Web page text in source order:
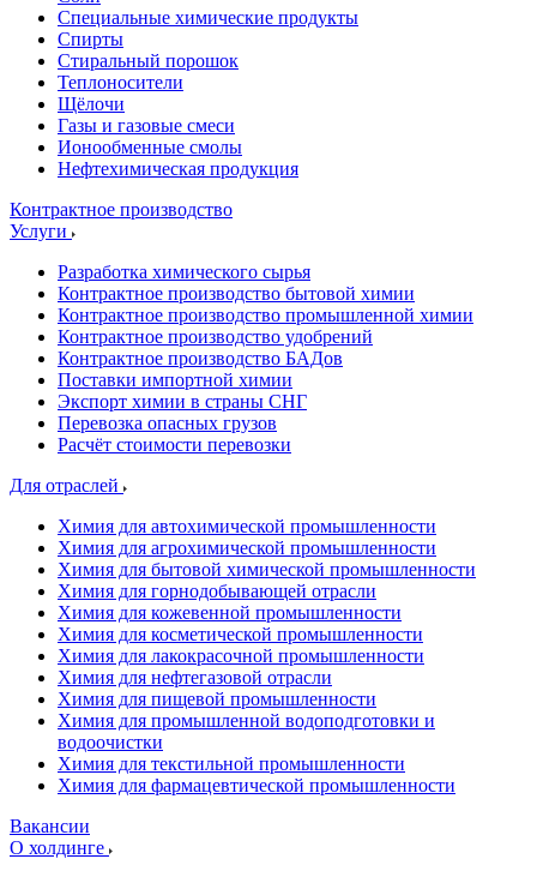
Специальные химические продукты
Спирты
Стиральный порошок
Теплоносители
Щёлочи
Газы и газовые смеси
Ионообменные смолы
Нефтехимическая продукция
Контрактное производство
Услуги
Разработка химического сырья
Контрактное производство бытовой химии
Контрактное производство промышленной химии
Контрактное производство удобрений
Контрактное производство БАДов
Поставки импортной химии
Экспорт химии в страны СНГ
Перевозка опасных грузов
Расчёт стоимости перевозки
Для отраслей
Химия для автохимической промышленности
Химия для агрохимической промышленности
Химия для бытовой химической промышленности
Химия для горнодобывающей отрасли
Химия для кожевенной промышленности
Химия для косметической промышленности
Химия для лакокрасочной промышленности
Химия для нефтегазовой отрасли
Химия для пищевой промышленности
Химия для промышленной водоподготовки и
водоочистки
Химия для текстильной промышленности
Химия для фармацевтической промышленности
Вакансии
О холдинге